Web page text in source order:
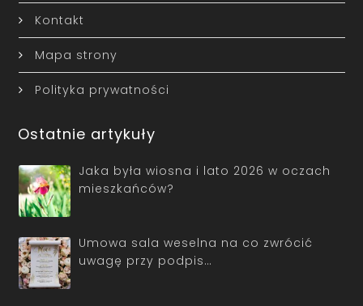
Kontakt
Mapa strony
Polityka prywatności
Ostatnie artykuły
Jaka była wiosna i lato 2026 w oczach
mieszkańców?
Umowa sala weselna na co zwrócić
uwagę przy podpis…